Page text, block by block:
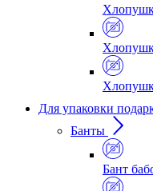
Для упаковки
Банты
Бант